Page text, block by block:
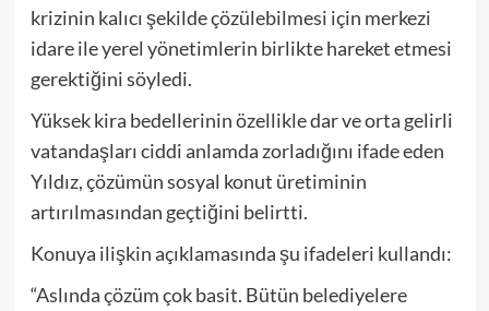
krizinin kalıcı şekilde çözülebilmesi için merkezi
idare ile yerel yönetimlerin birlikte hareket etmesi
gerektiğini söyledi.
Yüksek kira bedellerinin özellikle dar ve orta gelirli
vatandaşları ciddi anlamda zorladığını ifade eden
Yıldız, çözümün sosyal konut üretiminin
artırılmasından geçtiğini belirtti.
Konuya ilişkin açıklamasında şu ifadeleri kullandı:
“Aslında çözüm çok basit. Bütün belediyelere